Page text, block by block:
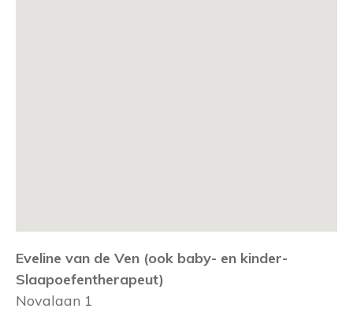
Eveline van de Ven (ook baby- en kinder-
Slaapoefentherapeut)
Novalaan 1